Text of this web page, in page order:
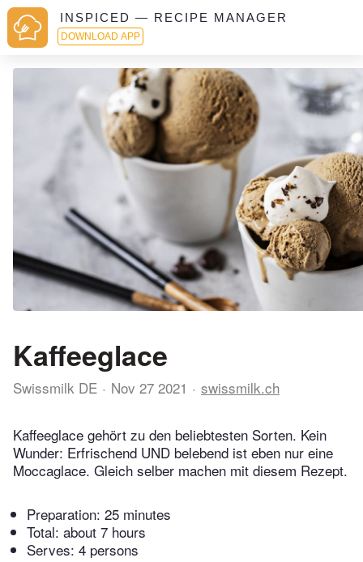
INSPICED — RECIPE MANAGER
DOWNLOAD APP
Kaffeeglace
Swissmilk DE Nov 27 2021 swissmilk.ch
Kaffeeglace gehört zu den beliebtesten Sorten. Kein
Wunder: Erfrischend UND belebend ist eben nur eine
Moccaglace. Gleich selber machen mit diesem Rezept.
Preparation: 25 minutes
Total: about 7 hours
Serves: 4 persons